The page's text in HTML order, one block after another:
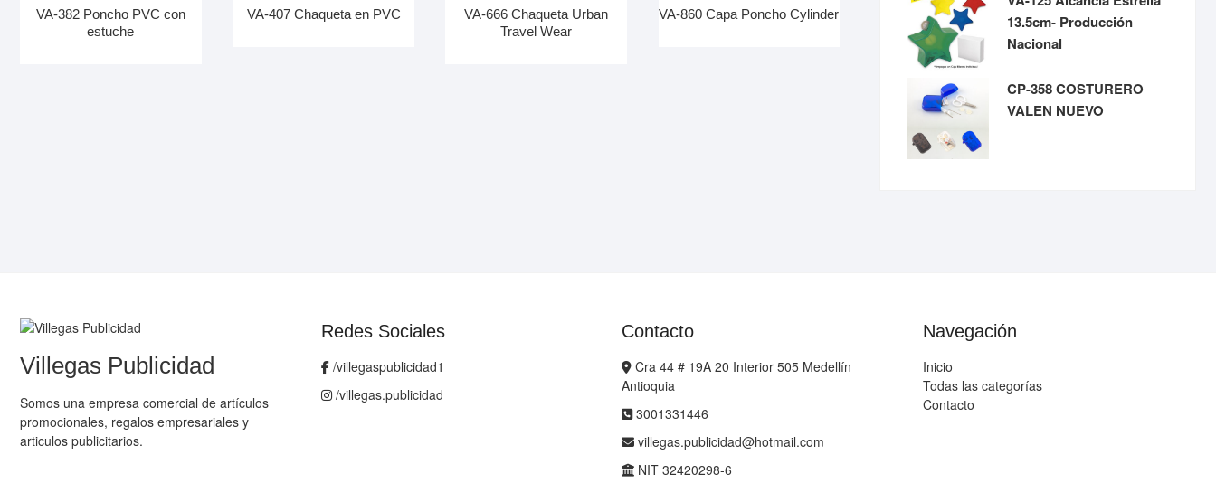
VA-382 Poncho PVC con
estuche
VA-407 Chaqueta en PVC
VA-666 Chaqueta Urban
Travel Wear
VA-860 Capa Poncho Cylinder
13.5cm- Producción
Nacional
CP-358 COSTURERO
VALEN NUEVO
Villegas Publicidad
Somos una empresa comercial de artículos
promocionales, regalos empresariales y
articulos publicitarios.
Redes Sociales
/villegaspublicidad1
/villegas.publicidad
Contacto
Cra 44 # 19A 20 Interior 505 Medellín
Antioquia
3001331446
villegas.publicidad@hotmail.com
NIT 32420298-6
Navegación
Inicio
Todas las categorías
Contacto